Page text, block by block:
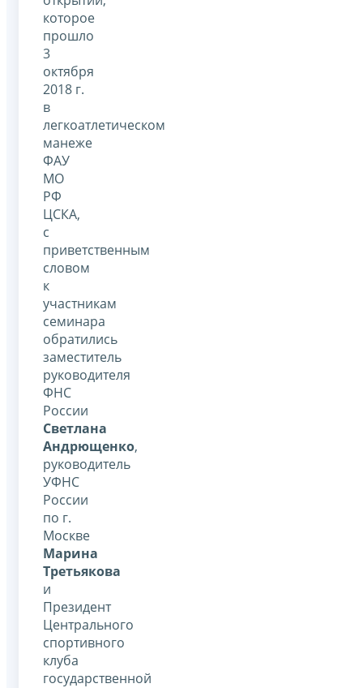
которое
прошло
3
октября
2018 г.
в
легкоатлетическом
манеже
ФАУ
МО
РФ
ЦСКА,
с
приветственным
словом
к
участникам
семинара
обратились
заместитель
руководителя
ФНС
России
Светлана
Андрющенко,
руководитель
УФНС
России
по г.
Москве
Марина
Третьякова
и
Президент
Центрального
спортивного
клуба
государственной